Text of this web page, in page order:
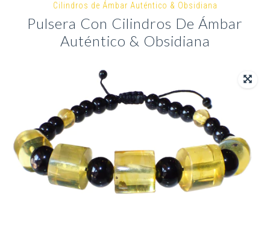
Cilindros de Ámbar Auténtico & Obsidiana
Pulsera Con Cilindros De Ámbar
Auténtico & Obsidiana